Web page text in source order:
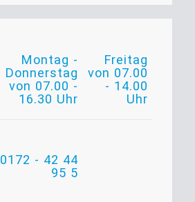
Montag -
Donnerstag
von 07.00 -
16.30 Uhr
Freitag
von 07.00
- 14.00
Uhr
0172 - 42 44
95 5